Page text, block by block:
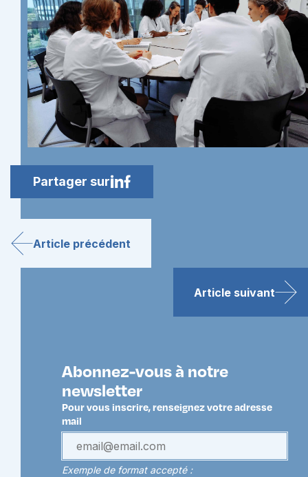
Partager sur
Article précédent
Article suivant
Abonnez-vous à notre
newsletter
Pour vous inscrire, renseignez votre adresse
mail
Exemple de format accepté :